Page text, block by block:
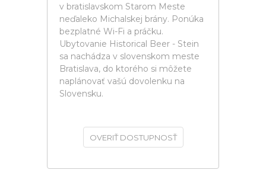
v bratislavskom Starom Meste
neďaleko Michalskej brány. Ponúka
bezplatné Wi-Fi a práčku.
Ubytovanie Historical Beer - Stein
sa nachádza v slovenskom meste
Bratislava, do ktorého si môžete
naplánovať vašú dovolenku na
Slovensku.
OVERIŤ DOSTUPNOSŤ